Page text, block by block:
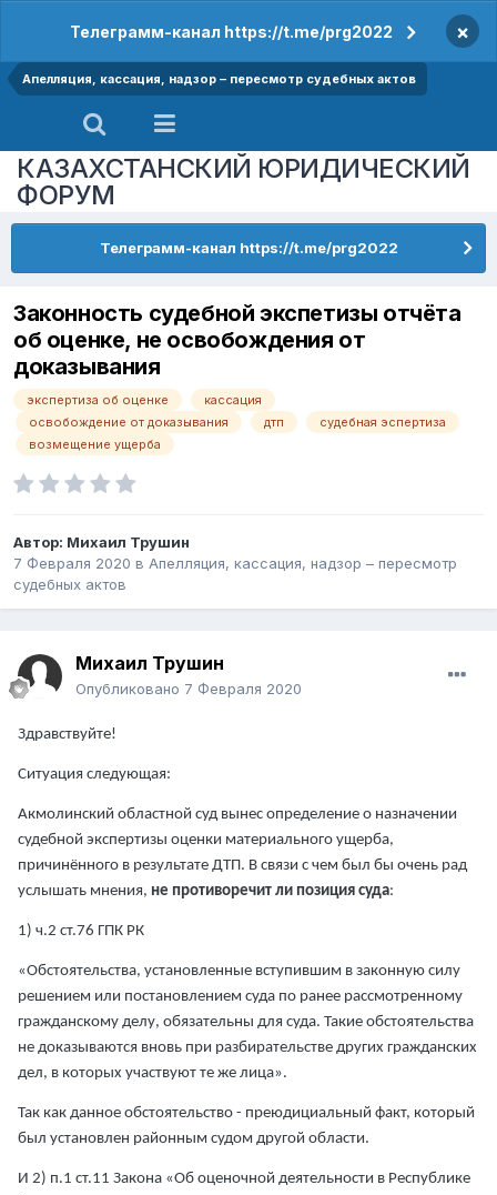
Телеграмм-канал https://t.me/prg2022 ×
Апелляция, кассация, надзор – пересмотр судебных актов
КАЗАХСТАНСКИЙ ЮРИДИЧЕСКИЙ
ФОРУМ
Телеграмм-канал https://t.me/prg2022
Законность судебной экспетизы отчёта
об оценке, не освобождения от
доказывания
экспертиза об оценке
кассация
освобождение от доказывания
дтп
судебная эспертиза
возмещение ущерба
Автор: Михаил Трушин
7 Февраля 2020 в Апелляция, кассация, надзор – пересмотр
судебных актов
Михаил Трушин
Опубликовано 7 Февраля 2020
Здравствуйте!
Ситуация следующая:
Акмолинский областной суд вынес определение о назначении
судебной экспертизы оценки материального ущерба,
причинённого в результате ДТП. В связи с чем был бы очень рад
услышать мнения, не противоречит ли позиция суда:
1) ч.2 ст.76 ГПК РК
«Обстоятельства, установленные вступившим в законную силу
решением или постановлением суда по ранее рассмотренному
гражданскому делу, обязательны для суда. Такие обстоятельства
не доказываются вновь при разбирательстве других гражданских
дел, в которых участвуют те же лица».
Так как данное обстоятельство - преюдициальный факт, который
был установлен районным судом другой области.
И 2) п.1 ст.11 Закона «Об оценочной деятельности в Республике